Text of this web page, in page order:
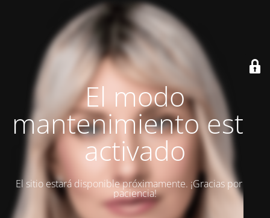
El modo
mantenimiento está
activado
El sitio estará disponible próximamente. ¡Gracias por su
paciencia!